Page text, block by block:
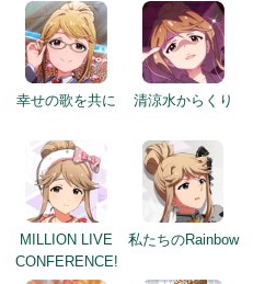
幸せの歌を共に 清涼水からくり
MILLION LIVE
CONFERENCE!
私たちのRainbow